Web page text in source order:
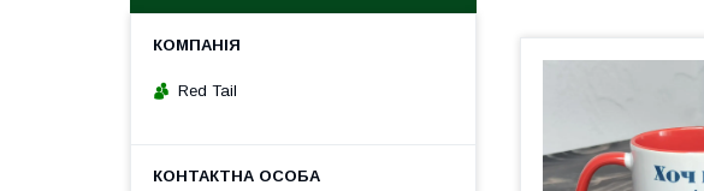
Red Tail